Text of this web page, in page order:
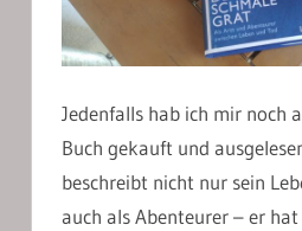
Jedenfalls hab ich mir noch
Buch gekauft und
beschreibt nicht nur sein
auch als Abenteurer – er